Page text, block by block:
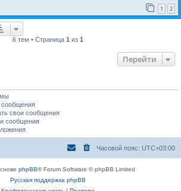
1 2
6 тем • Страница 1 из 1
Перейти
сообщения
свои сообщения
сообщения
Часовой пояс: UTC+03:00
phpBB® Forum Software © phpBB Limited
Русская поддержка phpBB